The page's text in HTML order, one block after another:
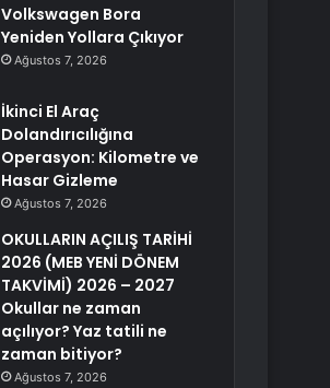
Volkswagen Bora
Yeniden Yollara Çıkıyor
Ağustos 7, 2026
İkinci El Araç
Dolandırıcılığına
Operasyon: Kilometre ve
Hasar Gizleme
Ağustos 7, 2026
OKULLARIN AÇILIŞ TARİHİ
2026 (MEB YENİ DÖNEM
TAKVİMİ) 2026 – 2027
Okullar ne zaman
açılıyor? Yaz tatili ne
zaman bitiyor?
Ağustos 7, 2026